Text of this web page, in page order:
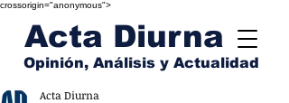
crossorigin="anonymous">
Acta Diurna
Opinión, Análisis y Actualidad
Acta Diurna